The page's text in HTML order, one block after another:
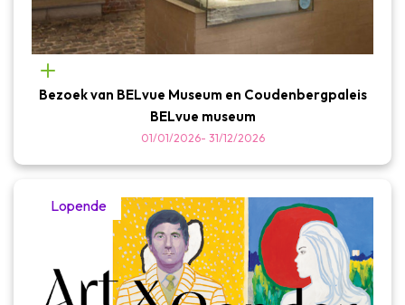
Bezoek van BELvue Museum en Coudenbergpaleis
BELvue museum
01/01/2026- 31/12/2026
Lopende